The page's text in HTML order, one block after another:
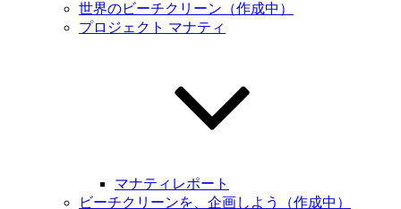
世界のビーチクリーン（作成中）
プロジェクト マナティ
マナティレポート
ビーチクリーンを、企画しよう（作成中）